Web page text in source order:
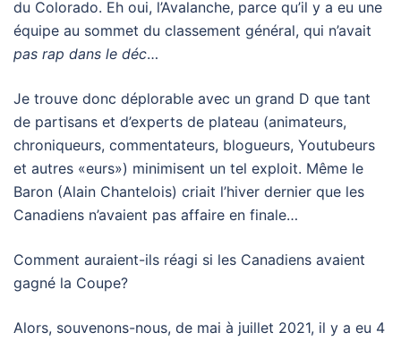
du Colorado. Eh oui, l’Avalanche, parce qu’il y a eu une
équipe au sommet du classement général, qui n’avait
pas rap dans le déc…
Je trouve donc déplorable avec un grand D que tant
de partisans et d’experts de plateau (animateurs,
chroniqueurs, commentateurs, blogueurs, Youtubeurs
et autres «eurs») minimisent un tel exploit. Même le
Baron (Alain Chantelois) criait l’hiver dernier que les
Canadiens n’avaient pas affaire en finale…
Comment auraient-ils réagi si les Canadiens avaient
gagné la Coupe?
Alors, souvenons-nous, de mai à juillet 2021, il y a eu 4